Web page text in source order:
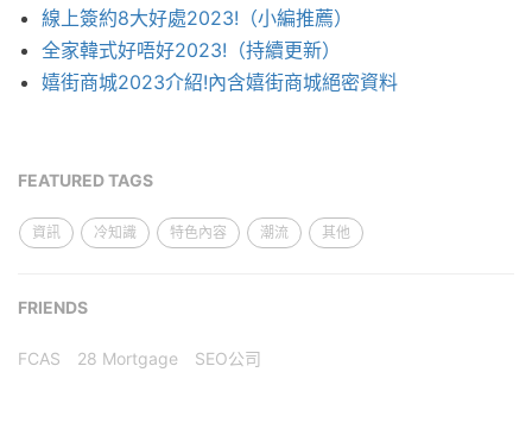
線上簽約8大好處2023!（小編推薦）
全家韓式好唔好2023!（持續更新）
嬉街商城2023介紹!內含嬉街商城絕密資料
FEATURED TAGS
資訊 冷知識 特色內容 潮流 其他
FRIENDS
FCAS 28 Mortgage SEO公司